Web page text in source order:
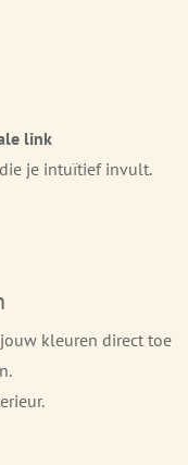
link
je intuïtief invult.
kleuren direct toe